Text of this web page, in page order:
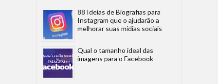
88 Ideias de Biografias para
Instagram que o ajudarão a
melhorar suas mídias sociais
Qual o tamanho ideal das
imagens para o Facebook